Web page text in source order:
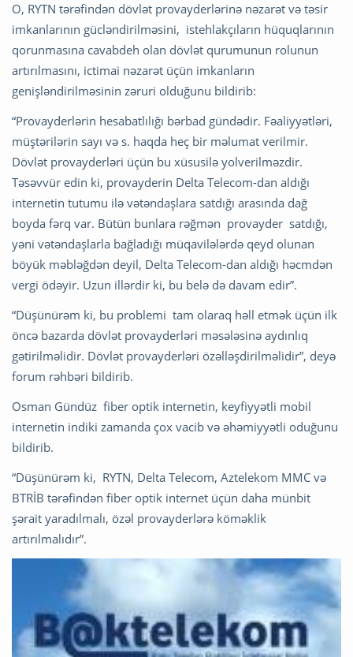
O, RYTN tərəfindən dövlət provayderlərinə nəzarət və təsir
imkanlarının gücləndirilməsini, istehlakçıların hüquqlarının
qorunmasına cavabdeh olan dövlət qurumunun rolunun
artırılmasını, ictimai nəzarət üçün imkanların
genişləndirilməsinin zəruri olduğunu bildirib:
“Provayderlərin hesabatlılığı bərbad gündədir. Fəaliyyətləri,
müştərilərin sayı və s. haqda heç bir məlumat verilmir.
Dövlət provayderləri üçün bu xüsusilə yolverilməzdir.
Təsəvvür edin ki, provayderin Delta Telecom-dan aldığı
internetin tutumu ilə vətəndaşlara satdığı arasında dağ
boyda fərq var. Bütün bunlara rəğmən provayder satdığı,
yəni vətəndaşlarla bağladığı müqavilələrdə qeyd olunan
böyük məbləğdən deyil, Delta Telecom-dan aldığı həcmdən
vergi ödəyir. Uzun illərdir ki, bu belə də davam edir”.
“Düşünürəm ki, bu problemi tam olaraq həll etmək üçün ilk
öncə bazarda dövlət provayderləri məsələsinə aydınlıq
gətirilməlidir. Dövlət provayderləri özəlləşdirilməlidir”, deyə
forum rəhbəri bildirib.
Osman Gündüz fiber optik internetin, keyfiyyətli mobil
internetin indiki zamanda çox vacib və əhəmiyyətli oduğunu
bildirib.
“Düşünürəm ki, RYTN, Delta Telecom, Aztelekom MMC və
BTRİB tərəfindən fiber optik internet üçün daha münbit
şərait yaradılmalı, özəl provayderlərə köməklik
artırılmalıdır”.